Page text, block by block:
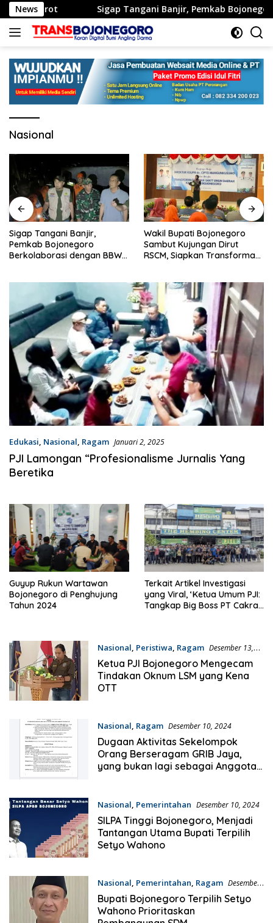
Langsung
ke
konten
News Sigap Tangani Banjir, Pemkab Bojonegoro
Nasional
Sigap Tangani Banjir,
Pemkab Bojonegoro
Berkolaborasi dengan BBWS
Wakil Bupati Bojonegoro
Sambut Kujungan Dirut
RSCM, Siapkan Transformasi
Terbaik
Edukasi, Nasional, Ragam Januari 2, 2025
PJI Lamongan “Profesionalisme Jurnalis Yang
Beretika
Guyup Rukun Wartawan
Bojonegoro di Penghujung
Tahun 2024
Terkait Artikel Investigasi
yang Viral, ‘Ketua Umum PJI:
Tangkap Big Boss PT Cakra
Nasional, Peristiwa, Ragam Desember 13,
2024
Ketua PJI Bojonegoro Mengecam
Tindakan Oknum LSM yang Kena
OTT
Nasional, Ragam Desember 10, 2024
Dugaan Aktivitas Sekelompok
Orang Berseragam GRIB Jaya,
yang bukan lagi sebagai Anggota
Nasional, Pemerintahan Desember 10, 2024
SILPA Tinggi Bojonegoro, Menjadi
Tantangan Utama Bupati Terpilih
Setyo Wahono
Nasional, Pemerintahan, Ragam Desember
6, 2024
Bupati Bojonegoro Terpilih Setyo
Wahono Prioritaskan